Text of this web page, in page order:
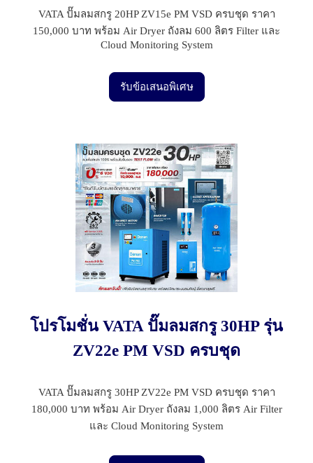
VATA ปั๊มลมสกรู 20HP ZV15e PM VSD ครบชุด ราคา
150,000 บาท พร้อม Air Dryer ถังลม 600 ลิตร Filter และ
Cloud Monitoring System
รับข้อเสนอพิเศษ
โปรโมชั่น VATA ปั๊มลมสกรู 30HP รุ่น
ZV22e PM VSD ครบชุด
VATA ปั๊มลมสกรู 30HP ZV22e PM VSD ครบชุด ราคา
180,000 บาท พร้อม Air Dryer ถังลม 1,000 ลิตร Air Filter
และ Cloud Monitoring System